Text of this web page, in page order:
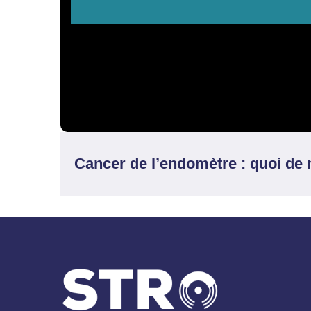
Cancer de l’endomètre : quoi de